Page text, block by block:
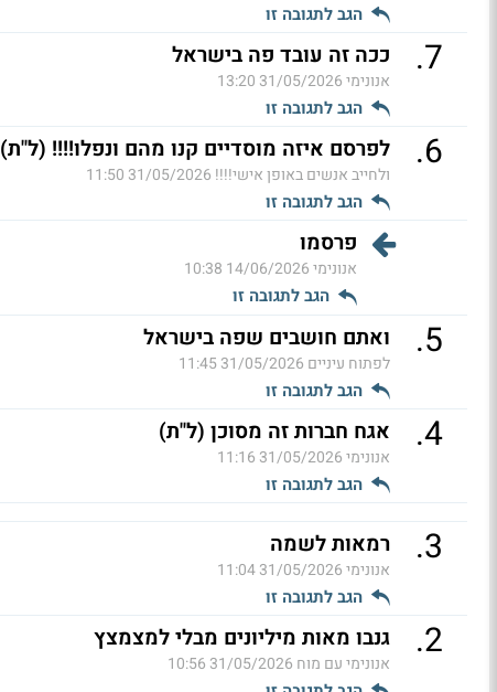
הגב לתגובה זו
7
. ככה זה עובד פה בישראל
אנונימי31/05/2026 13:20
הגב לתגובה זו
6
. לפרסם איזה מוסדיים קנו מהם ונפלו!!!! (ל"ת)
ולחייב אנשים באופן אישי!!!! 31/05/2026 11:50
הגב לתגובה זו
פרסמו
אנונימי14/06/2026 10:38
הגב לתגובה זו
5
. ואתם חושבים שפה בישראל
לפתוח עיניים 31/05/2026 11:45
הגב לתגובה זו
4
. אגח חברות זה מסוכן (ל"ת)
אנונימי31/05/2026 11:16
הגב לתגובה זו
3
. רמאות לשמה
אנונימי31/05/2026 11:04
הגב לתגובה זו
2
. גנבו מאות מיליונים מבלי למצמצץ
אנונימי עם מוח 31/05/2026 10:56